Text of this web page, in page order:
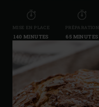
MISE EN PLACE
140 MINUTES
PRÉPARATION
65 MINUTES